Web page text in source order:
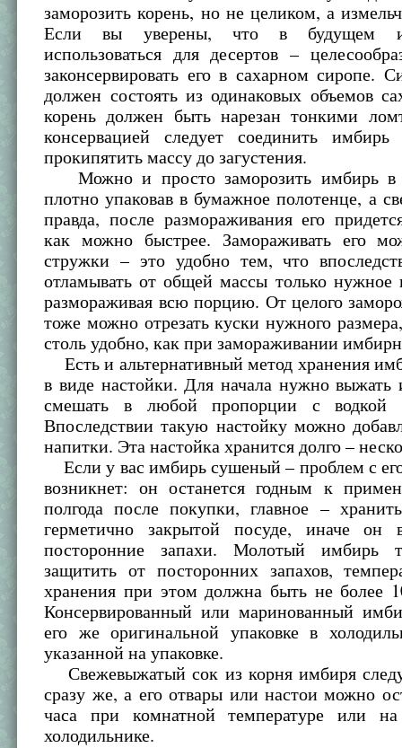
заморозить корень, но не целиком, а
Если вы уверены, что в будущем
использоваться для десертов –
законсервировать его в сахарном сиропе.
должен состоять из одинаковых объемов
корень должен быть нарезан тонкими
консервацией следует соединить
прокипятить массу до загустения.
Можно и просто заморозить имбирь в
плотно упаковав в бумажное полотенце, а
правда, после размораживания его
как можно быстрее. Замораживать его
стружки – это удобно тем, что
отламывать от общей массы только нужное
размораживая всю порцию. От целого
тоже можно отрезать куски нужного
столь удобно, как при замораживании
Есть и альтернативный метод хранения
в виде настойки. Для начала нужно выжать
смешать в любой пропорции с водкой
Впоследствии такую настойку можно
напитки. Эта настойка хранится долго –
Если у вас имбирь сушеный – проблем с
возникнет: он останется годным к
полгода после покупки, главное –
герметично закрытой посуде, иначе он
посторонние запахи. Молотый имбирь
защитить от посторонних запахов,
хранения при этом должна быть не более
Консервированный или маринованный
его же оригинальной упаковке в
указанной на упаковке.
Свежевыжатый сок из корня имбиря
сразу же, а его отвары или настои можно
часа при комнатной температуре или
холодильнике.